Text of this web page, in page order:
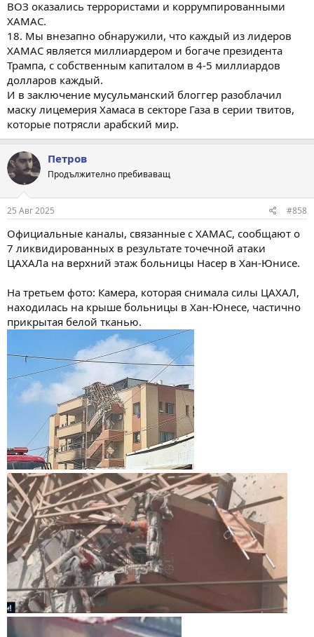
ВОЗ оказались террористами и коррумпированными
ХАМАС.
18. Мы внезапно обнаружили, что каждый из лидеров
ХАМАС является миллиардером и богаче президента
Трампа, с собственным капиталом в 4-5 миллиардов
долларов каждый.
И в заключение мусульманский блоггер разоблачил
маску лицемерия Хамаса в секторе Газа в серии твитов,
которые потрясли арабский мир.
Петров
Продължително пребиваващ
25 Авг 2025 #858
Официальные каналы, связанные с ХАМАС, сообщают о
7 ликвидированных в результате точечной атаки
ЦАХАЛа на верхний этаж больницы Насер в Хан-Юнисе.
На третьем фото: Камера, которая снимала силы ЦАХАЛ,
находилась на крыше больницы в Хан-Юнесе, частично
прикрытая белой тканью.